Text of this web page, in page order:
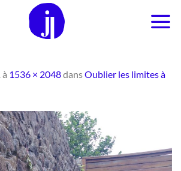
à 1536 × 2048dansOublier les limites à